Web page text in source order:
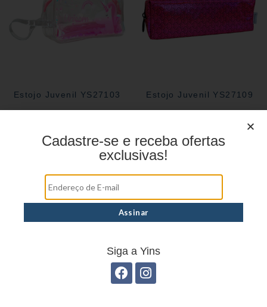
Estojo Juvenil YS27103 Estojo Juvenil YS27109
Estojo Juvenil YS27104 Estojo juvenil YS27114
Cadastre-se e receba ofertas
exclusivas!
Siga a Yins